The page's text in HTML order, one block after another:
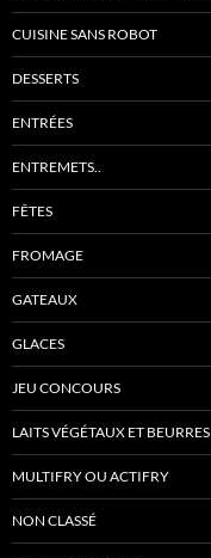
CUISINE SANS ROBOT
DESSERTS
ENTRÉES
ENTREMETS..
FÊTES
FROMAGE
GATEAUX
GLACES
JEU CONCOURS
LAITS VÉGÉTAUX ET BEURRES
MULTIFRY OU ACTIFRY
NON CLASSÉ